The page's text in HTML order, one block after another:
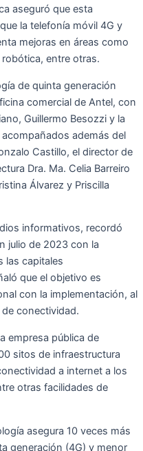
aseguró que esta
la telefonía móvil 4G y
mejoras en áreas como
entre otras.
de quinta generación
comercial de Antel, con
Guillermo Besozzi y la
además del
Castillo, el director de
Dra. Ma. Celia Barreiro
Álvarez y Priscilla
informativos, recordó
julio de 2023 con la
las capitales
que el objetivo es
con la implementación, al
conectividad.
empresa pública de
sitos de infraestructura
a internet a los
otras facilidades de
asegura 10 veces más
generación (4G) y menor